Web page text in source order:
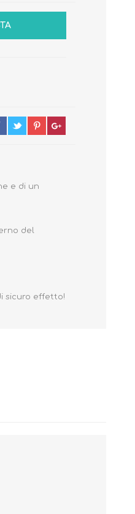
e di un
del
sicuro effetto!